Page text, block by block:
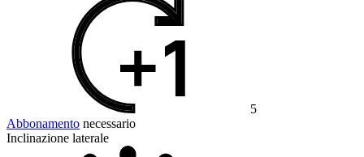
5
Abbonamento necessario
Inclinazione laterale